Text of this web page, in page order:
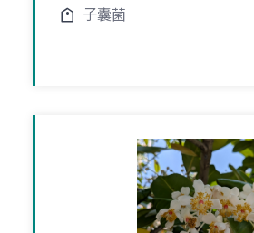
子囊菌